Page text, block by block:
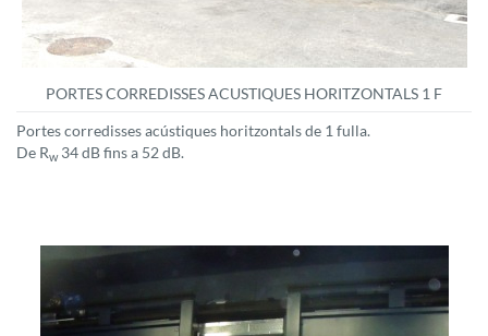
PORTES CORREDISSES ACUSTIQUES HORITZONTALS 1 F
Portes corredisses acústiques horitzontals de 1 fulla.
De Rw34 dB fins a 52 dB.